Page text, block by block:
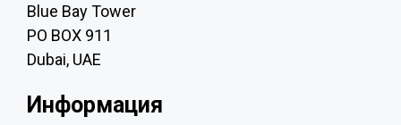
Blue Bay Tower
PO BOX 911
Dubai, UAE
Информация